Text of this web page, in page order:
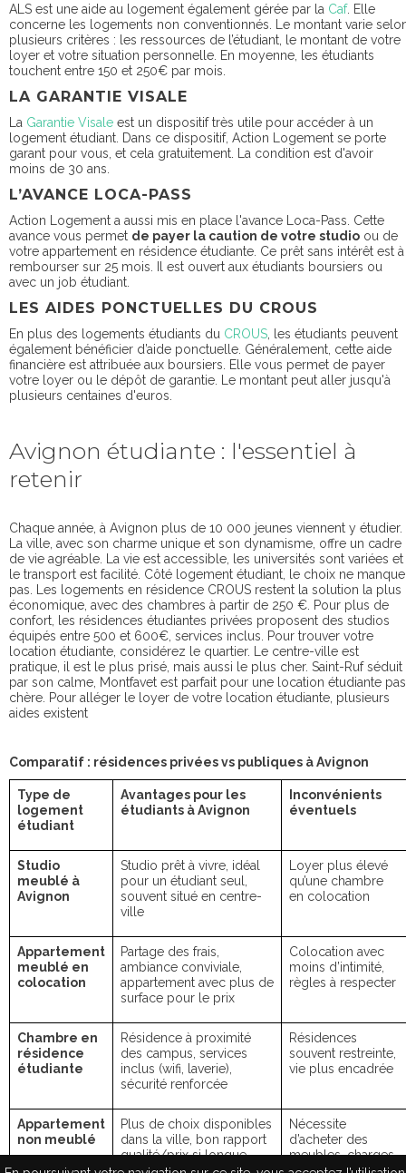
ALS est une aide au logement également gérée par la Caf. Elle
concerne les logements non conventionnés. Le montant varie
plusieurs critères : les ressources de l’étudiant, le montant de votre
loyer et votre situation personnelle. En moyenne, les étudiants
touchent entre 150 et 250€ par mois
LA GARANTIE VISALE
La Garantie Visale est un dispositif très utile pour accéder à un
logement étudiant. Dans ce dispositif, Action Logement se porte
garant pour vous, et cela gratuitement. La condition est d'avoir
moins de 30 ans.
L’AVANCE LOCA-PASS
Action Logement a aussi mis en place l'avance Loca-Pass. Cette
avance vous permet de payer la caution de votre studio ou de
votre appartement en résidence étudiante. Ce prêt sans intérêt est à
rembourser sur 25 mois. Il est ouvert aux étudiants boursiers ou
avec un job étudiant.
LES AIDES PONCTUELLES DU CROUS
En plus des logements étudiants du CROUS , les étudiants peuvent
également bénéficier d’aide ponctuelle. Généralement, cette aide
financière est attribuée aux boursiers. Elle vous permet de payer
votre loyer ou le dépôt de garantie. Le montant peut aller jusqu'à
plusieurs centaines d'euros.
Avignon étudiante : l'essentiel à
retenir
Chaque année, à Avignon plus de 10 000 jeunes viennent y étudier.
La ville, avec son charme unique et son dynamisme, offre un cadre
de vie agréable. La vie est accessible, les universités sont variées et
le transport est facilité. Côté logement étudiant, le choix ne manque
pas. Les logements en résidence CROUS restent la solution la plus
économique, avec des chambres à partir de 250 €. Pour plus de
confort, les résidences étudiantes privées proposent des studios
équipés entre 500 et 600€, services inclus. Pour trouver votre
location étudiante, considérez le quartier. Le centre-ville est
pratique, il est le plus prisé, mais aussi le plus cher. Saint-Ruf séduit
par son calme, Montfavet est parfait pour une location étudiante pas
chère. Pour alléger le loyer de votre location étudiante, plusieurs
aides existent
Comparatif : résidences privées vs publiques à Avignon
Type de
logement
étudiant
Avantages pour les
étudiants à Avignon
Inconvénients
éventuels
Studio
meublé à
Avignon
Studio prêt à vivre, idéal
pour un étudiant seul,
souvent situé en centre-
ville
Loyer plus élevé
qu’une chambre
en colocation
Appartement
meublé en
colocation
Partage des frais,
ambiance conviviale,
appartement avec plus de
surface pour le prix
Colocation avec
moins d’intimité,
règles à respecter
Chambre en
résidence
étudiante
Résidence à proximité
des campus, services
inclus (wifi, laverie),
sécurité renforcée
Résidences
souvent restreinte,
vie plus encadrée
Appartement
non meublé
Plus de choix disponibles
dans la ville, bon rapport
qualité/prix si longue
durée
Nécessite
d’acheter des
meubles, charges
parfois plus